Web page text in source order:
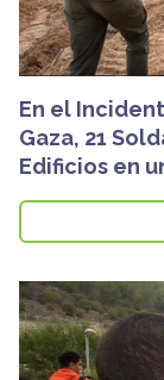
En el
Gaza, 21
Edificios en